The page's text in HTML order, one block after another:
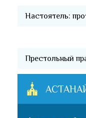
Настоятель:
Престольный